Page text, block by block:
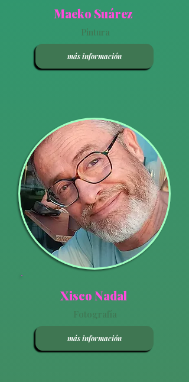
Maeko Suárez
Pintura
más información
Xisco Nadal
Fotografía
más información